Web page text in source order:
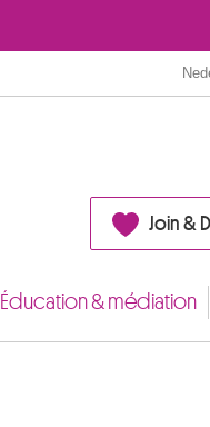
Join &
Éducation & médiation